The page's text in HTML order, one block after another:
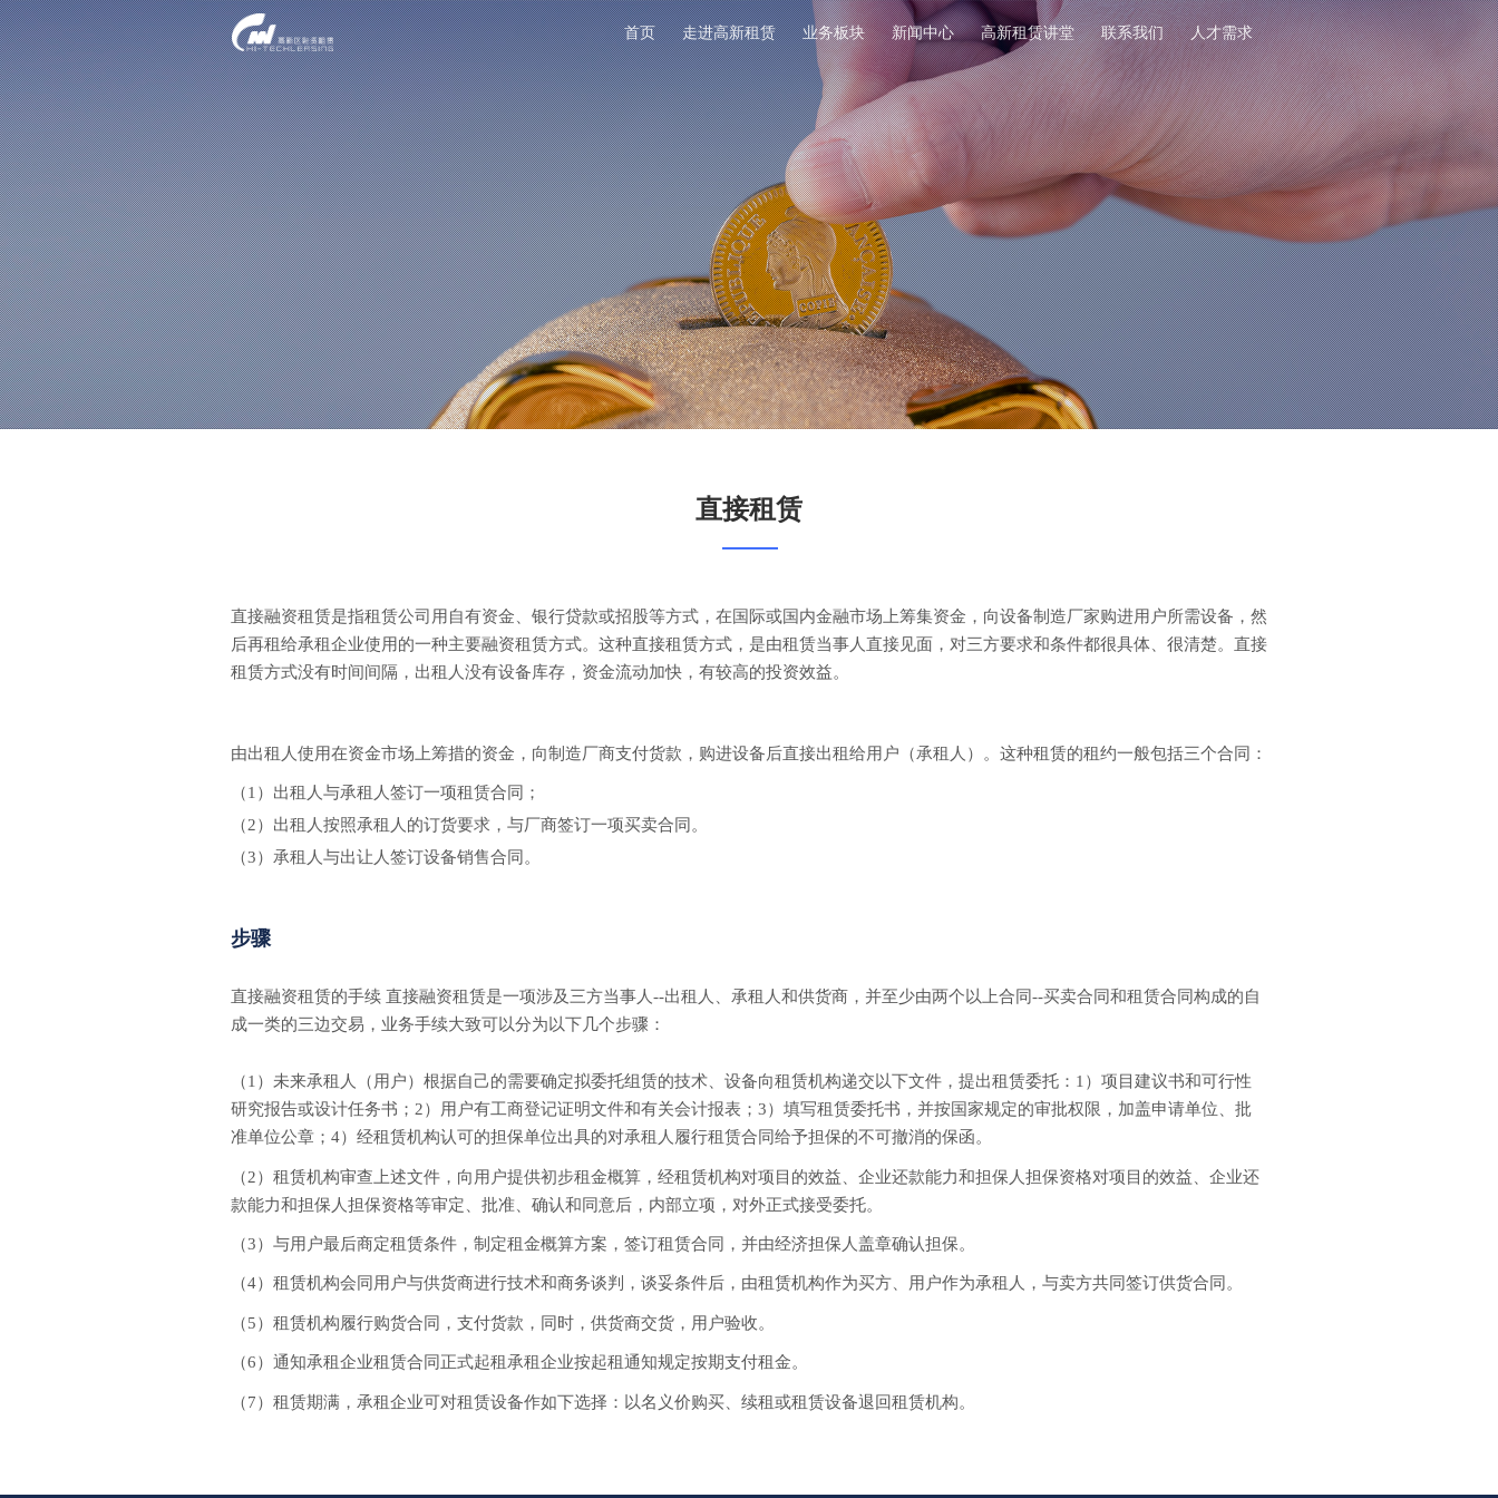
首页 走进高新租赁 业务板块 新闻中心 高新租赁讲堂 联系我们 人才需求
直接租赁
直接融资租赁是指租赁公司用自有资金、银行贷款或招股等方式，在国际或国内金融市场上筹集资金，向设备制造厂家购进用户所需设备，然
后再租给承租企业使用的一种主要融资租赁方式。这种直接租赁方式，是由租赁当事人直接见面，对三方要求和条件都很具体、很清楚。直接
租赁方式没有时间间隔，出租人没有设备库存，资金流动加快，有较高的投资效益。
由出租人使用在资金市场上筹措的资金，向制造厂商支付货款，购进设备后直接出租给用户（承租人）。这种租赁的租约一般包括三个合同：
（1）出租人与承租人签订一项租赁合同；
（2）出租人按照承租人的订货要求，与厂商签订一项买卖合同。
（3）承租人与出让人签订设备销售合同。
步骤
直接融资租赁的手续 直接融资租赁是一项涉及三方当事人--出租人、承租人和供货商，并至少由两个以上合同--买卖合同和租赁合同构成的自
成一类的三边交易，业务手续大致可以分为以下几个步骤：
（1）未来承租人（用户）根据自己的需要确定拟委托组赁的技术、设备向租赁机构递交以下文件，提出租赁委托：1）项目建议书和可行性
研究报告或设计任务书；2）用户有工商登记证明文件和有关会计报表；3）填写租赁委托书，并按国家规定的审批权限，加盖申请单位、批
准单位公章；4）经租赁机构认可的担保单位出具的对承租人履行租赁合同给予担保的不可撤消的保函。
（2）租赁机构审查上述文件，向用户提供初步租金概算，经租赁机构对项目的效益、企业还款能力和担保人担保资格对项目的效益、企业还
款能力和担保人担保资格等审定、批准、确认和同意后，内部立项，对外正式接受委托。
（3）与用户最后商定租赁条件，制定租金概算方案，签订租赁合同，并由经济担保人盖章确认担保。
（4）租赁机构会同用户与供货商进行技术和商务谈判，谈妥条件后，由租赁机构作为买方、用户作为承租人，与卖方共同签订供货合同。
（5）租赁机构履行购货合同，支付货款，同时，供货商交货，用户验收。
（6）通知承租企业租赁合同正式起租承租企业按起租通知规定按期支付租金。
（7）租赁期满，承租企业可对租赁设备作如下选择：以名义价购买、续租或租赁设备退回租赁机构。